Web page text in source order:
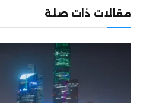
مقالات ذات صلة